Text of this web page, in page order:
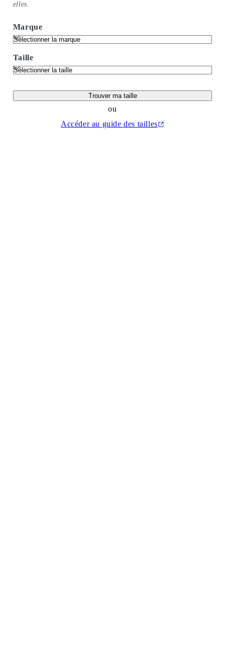
elles.
Marque
Taille
Trouver ma taille
ou
Accéder au guide des tailles
(Ouvrir dans un nouvel onglet)